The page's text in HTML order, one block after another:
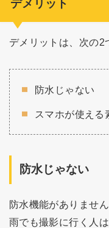
デメリット
デメリットは、次の2
防水じゃない
スマホが使える
防水じゃない
防水機能がありません
雨でも撮影に行く人